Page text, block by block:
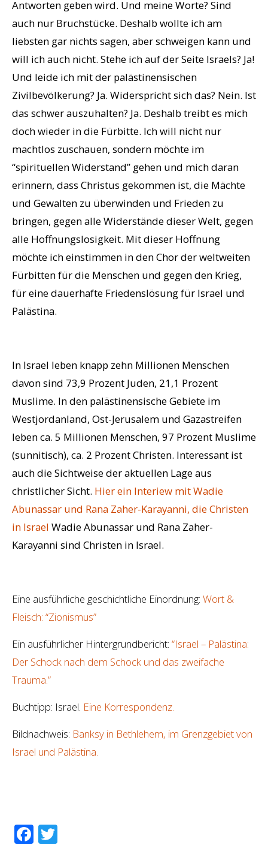
Antworten geben wird. Und meine Worte? Sind
auch nur Bruchstücke. Deshalb wollte ich am
liebsten gar nichts sagen, aber schweigen kann und
will ich auch nicht. Stehe ich auf der Seite Israels? Ja!
Und leide ich mit der palästinensischen
Zivilbevölkerung? Ja. Widerspricht sich das? Nein. Ist
das schwer auszuhalten? Ja. Deshalb treibt es mich
doch wieder in die Fürbitte. Ich will nicht nur
machtlos zuschauen, sondern möchte im
“spirituellen Widerstand” gehen und mich daran
erinnern, dass Christus gekommen ist, die Mächte
und Gewalten zu überwinden und Frieden zu
bringen, gegen alle Widerstände dieser Welt, gegen
alle Hoffnungslosigkeit. Mit dieser Hoffnung
möchte ich einstimmen in den Chor der weltweiten
Fürbitten für die Menschen und gegen den Krieg,
für eine dauerhafte Friedenslösung für Israel und
Palästina.
In Israel leben knapp zehn Millionen Menschen
davon sind 73,9 Prozent Juden, 21,1 Prozent
Muslime. In den palästinensische Gebiete im
Westjordanland, Ost-Jerusalem und Gazastreifen
leben ca. 5 Millionen Menschen, 97 Prozent Muslime
(sunnitisch), ca. 2 Prozent Christen. Interessant ist
auch die Sichtweise der aktuellen Lage aus
christlicher Sicht. Hier ein Interiew mit Wadie
Abunassar und Rana Zaher-Karayanni, die Christen
in Israel Wadie Abunassar und Rana Zaher-
Karayanni sind Christen in Israel.
Eine ausführliche geschichtliche Einordnung: Wort &
Fleisch: “Zionismus”
Ein ausführlicher Hintergrundbericht: “Israel – Palästina:
Der Schock nach dem Schock und das zweifache
Trauma.”
Buchtipp: Israel. Eine Korrespondenz.
Bildnachweis: Banksy in Bethlehem, im Grenzgebiet von
Israel und Palästina.
Facebook